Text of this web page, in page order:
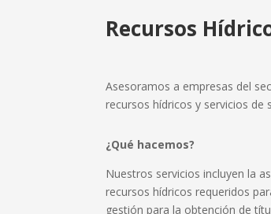
Recursos
Asesoramos a empresas del
recursos hídricos y servicios de
¿Qué hacemos?
Nuestros servicios incluyen la
recursos hídricos requeridos
gestión para la obtención de